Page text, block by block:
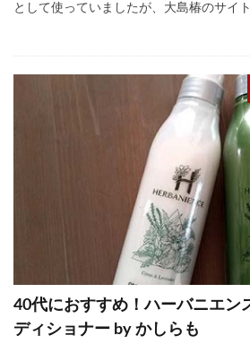
として使っていましたが、大島椿のサイ
40代におすすめ！ハーバニエン
ディショナー by かしらも